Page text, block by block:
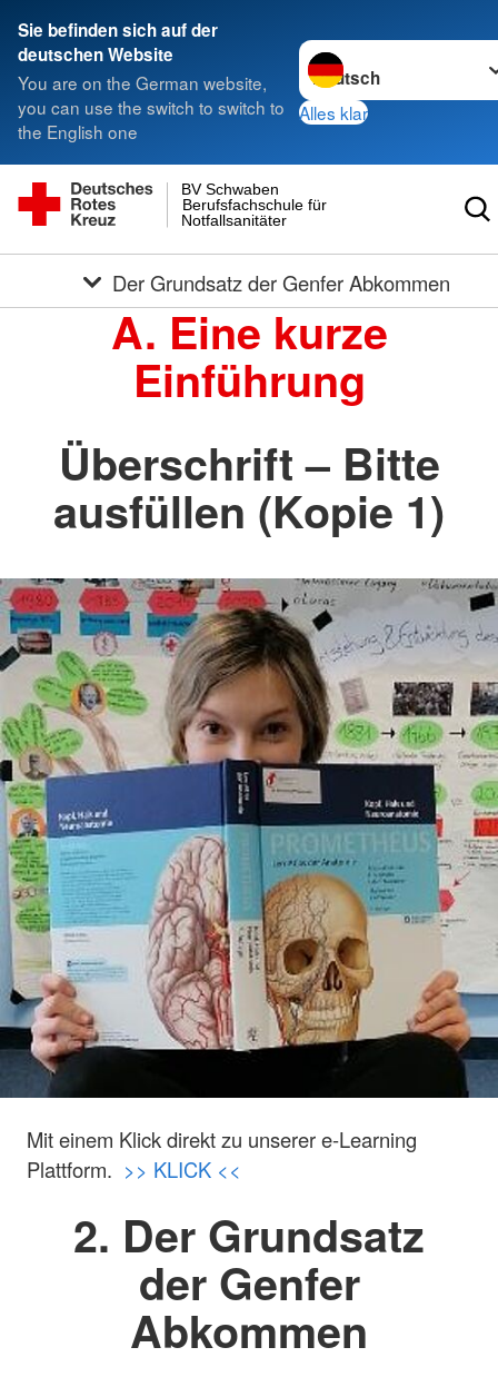
Sie befinden sich auf der
deutschen Website
You are on the German website,
you can use the switch to switch to
the English one
Sprache wechseln zu
Alles klar
Notfallsanitäter
Berufsfachschule für
BV Schwaben
Der Grundsatz der Genfer Abkommen
A. Eine kurze
Einführung
Überschrift – Bitte
ausfüllen (Kopie 1)
Mit einem Klick direkt zu unserer e-Learning
Plattform. >> KLICK <<
2. Der Grundsatz
der Genfer
Abkommen